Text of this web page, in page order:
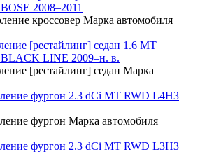
2008–2011
кроссовер Марка автомобиля
[рестайлинг] седан 1.6 MT
BLACK LINE 2009–н. в.
[рестайлинг] седан Марка
фургон 2.3 dCi MT RWD L4H3
фургон Марка автомобиля
фургон 2.3 dCi MT RWD L3H3